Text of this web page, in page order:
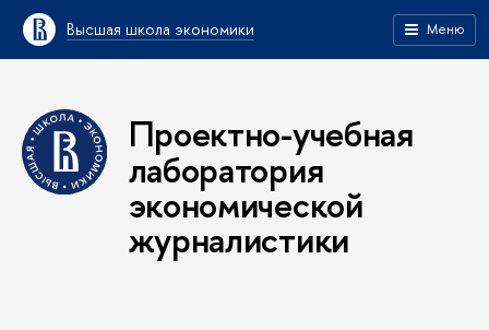
Высшая школа экономики Меню
Проектно-учебная
лаборатория
экономической
журналистики